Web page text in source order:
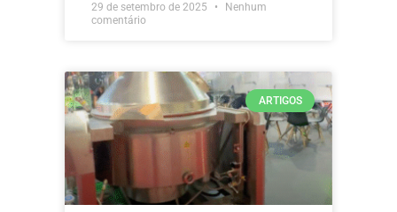
29 de setembro de 2025
Nenhum
comentário
ARTIGOS